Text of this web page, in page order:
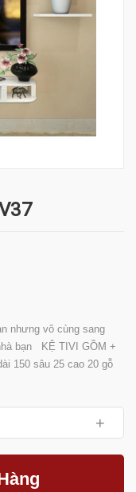
nhưng vô cùng sang
bạn KỆ TIVI GỒM +
150 sâu 25 cao 20 gỗ
+